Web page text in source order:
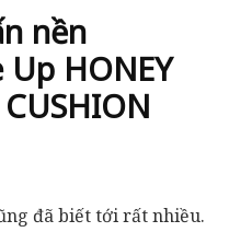
nền
Up HONEY
đã biết tới rất nhiều.